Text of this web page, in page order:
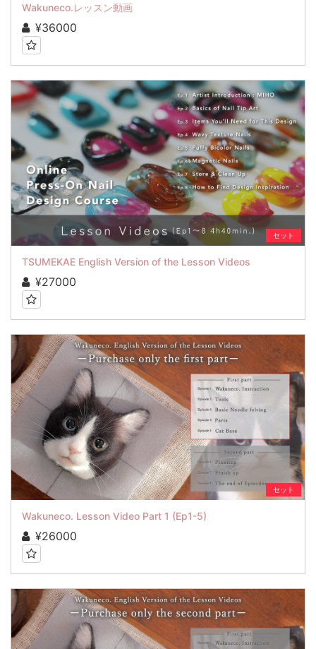
Wakuneco.レッスン動画
¥36000
セット
TSUMEKAE English Version of the Lesson Videos
¥27000
セット
Wakuneco. Lesson Video Part 1 (Ep1-5)
¥26000